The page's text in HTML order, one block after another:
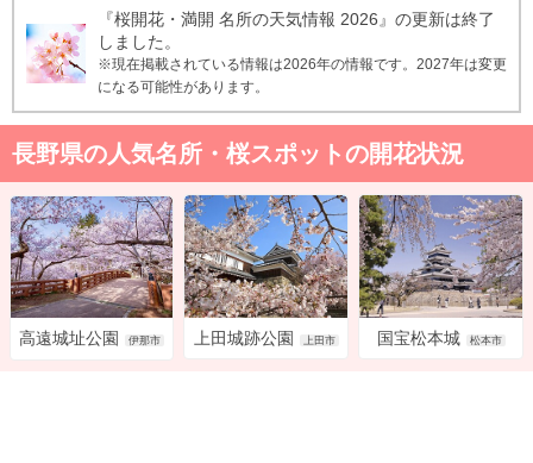
『桜開花・満開 名所の天気情報 2026』の更新は終了
しました。
※現在掲載されている情報は2026年の情報です。2027年は変更
になる可能性があります。
長野県の人気名所・桜スポットの開花状況
高遠城址公園 伊那市 上田城跡公園 上田市 国宝松本城 松本市